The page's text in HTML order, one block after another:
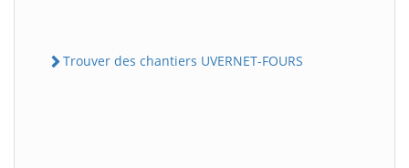
Trouver des chantiers UVERNET-FOURS